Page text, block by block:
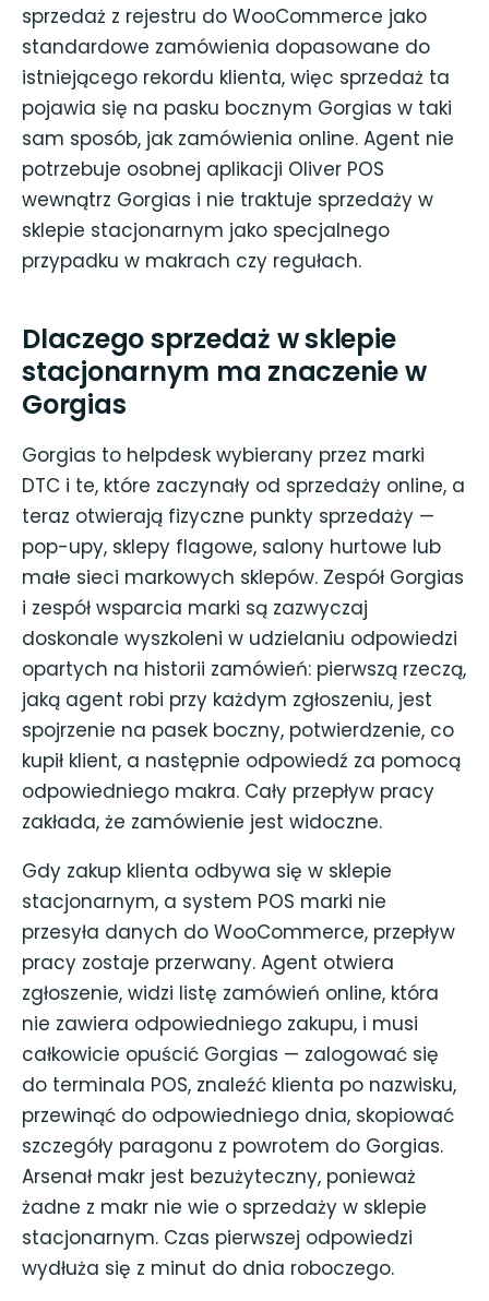
sprzedaż z rejestru do WooCommerce jako
standardowe zamówienia dopasowane do
istniejącego rekordu klienta, więc sprzedaż ta
pojawia się na pasku bocznym Gorgias w taki
sam sposób, jak zamówienia online. Agent nie
potrzebuje osobnej aplikacji Oliver POS
wewnątrz Gorgias i nie traktuje sprzedaży w
sklepie stacjonarnym jako specjalnego
przypadku w makrach czy regułach.
Dlaczego sprzedaż w sklepie
stacjonarnym ma znaczenie w
Gorgias
Gorgias to helpdesk wybierany przez marki
DTC i te, które zaczynały od sprzedaży online, a
teraz otwierają fizyczne punkty sprzedaży —
pop-upy, sklepy flagowe, salony hurtowe lub
małe sieci markowych sklepów. Zespół Gorgias
i zespół wsparcia marki są zazwyczaj
doskonale wyszkoleni w udzielaniu odpowiedzi
opartych na historii zamówień: pierwszą rzeczą,
jaką agent robi przy każdym zgłoszeniu, jest
spojrzenie na pasek boczny, potwierdzenie, co
kupił klient, a następnie odpowiedź za pomocą
odpowiedniego makra. Cały przepływ pracy
zakłada, że zamówienie jest widoczne.
Gdy zakup klienta odbywa się w sklepie
stacjonarnym, a system POS marki nie
przesyła danych do WooCommerce, przepływ
pracy zostaje przerwany. Agent otwiera
zgłoszenie, widzi listę zamówień online, która
nie zawiera odpowiedniego zakupu, i musi
całkowicie opuścić Gorgias — zalogować się
do terminala POS, znaleźć klienta po nazwisku,
przewinąć do odpowiedniego dnia, skopiować
szczegóły paragonu z powrotem do Gorgias.
Arsenał makr jest bezużyteczny, ponieważ
żadne z makr nie wie o sprzedaży w sklepie
stacjonarnym. Czas pierwszej odpowiedzi
wydłuża się z minut do dnia roboczego.